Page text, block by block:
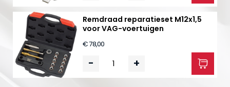
Remdraad reparatieset M12x1,5
voor VAG-voertuigen
€ 78,00
- +